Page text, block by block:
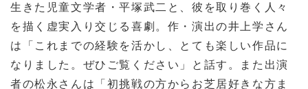
生きた児童文学者・平塚武二と、彼を取り巻く人々
を描く虚実入り交じる喜劇。作・演出の井上学さん
は「これまでの経験を活かし、とても楽しい作品に
なりました。ぜひご覧ください」と話す。また出演
者の松永さんは「初挑戦の方からお芝居好きな方ま